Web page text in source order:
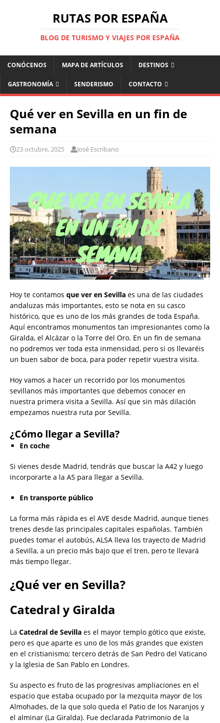
RUTAS POR ESPAÑA
BLOG DE TURISMO Y VIAJES POR ESPAÑA
CONÓCENOS MAPA DE ARTÍCULOS DESTINOS
GASTRONOMÍA SENDERISMO CONTACTO
Qué ver en Sevilla en un fin de
semana
23 octubre, 2025 José Escribano
Hoy te contamos que ver en Sevilla es una de las ciudades
andaluzas más importantes, esto se nota en su casco
histórico, que es uno de los más grandes de toda España.
Aquí encontramos monumentos tan impresionantes como la
Giralda, el Alcázar o la Torre del Oro. En un fin de semana
no podremos ver toda esta inmensidad, pero si os llevaréis
un buen sabor de boca, para poder repetir vuestra visita.
Hoy vamos a hacer un recorrido por los monumentos
sevillanos más importantes que debemos conocer en
nuestra primera visita a Sevilla. Así que sin más dilación
empezamos nuestra ruta por Sevilla.
¿Cómo llegar a Sevilla?
En coche
Si vienes desde Madrid, tendrás que buscar la A42 y luego
incorporarte a la A5 para llegar a Sevilla.
En transporte público
La forma más rápida es el AVE desde Madrid, aunque tienes
trenes desde las principales capitales españolas. También
puedes tomar el autobús, ALSA lleva los trayecto de Madrid
a Sevilla, a un precio más bajo que el tren, pero te llevará
más tiempo llegar.
¿Qué ver en Sevilla?
Catedral y Giralda
La Catedral de Sevilla es el mayor templo gótico que existe,
pero es que aparte es uno de los más grandes que existen
en el cristianismo; tercero detrás de San Pedro del Vaticano
y la Iglesia de San Pablo en Londres.
Su aspecto es fruto de las progresivas ampliaciones en el
espacio que estaba ocupado por la mezquita mayor de los
Almohades, de la que solo queda el Patio de los Naranjos y
el alminar (La Giralda). Fue declarada Patrimonio de la